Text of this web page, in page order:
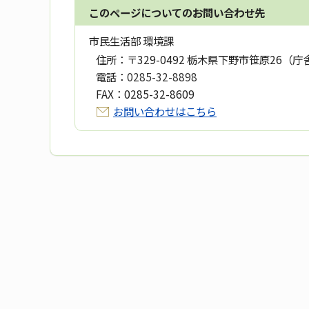
このページについてのお問い合わせ先
市民生活部 環境課
住所： 〒329-0492 栃木県下野市笹原26（庁
電話： 0285-32-8898
FAX： 0285-32-8609
お問い合わせはこちら